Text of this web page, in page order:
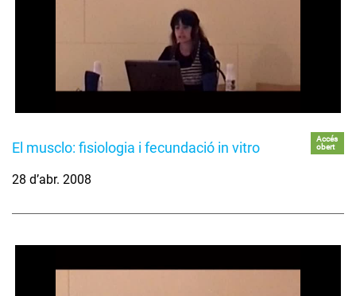
El musclo: fisiologia i fecundació in vitro
Accés
obert
28 d’abr. 2008